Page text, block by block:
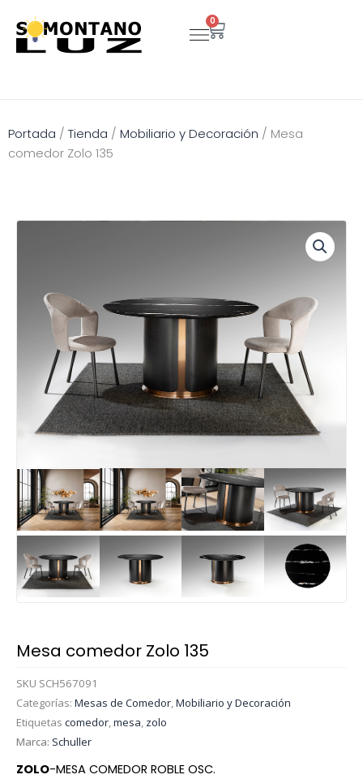
contenido
0
Carrito
Portada / Tienda / Mobiliario y Decoración / Mesa
comedor Zolo 135
Mesa comedor Zolo 135
SKU SCH567091
Categorías: Mesas de Comedor,Mobiliario y Decoración
Etiquetas comedor,mesa, zolo
Marca: Schuller
ZOLO-MESA COMEDOR ROBLE OSC.